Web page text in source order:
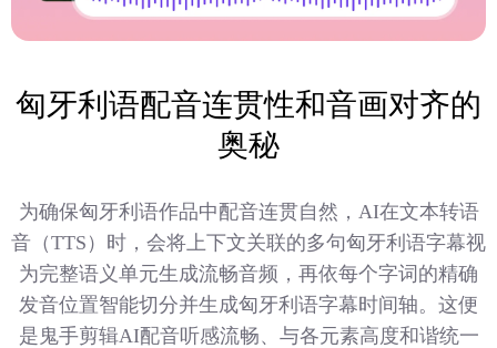
匈牙利语配音连贯性和音画对齐的
奥秘
为确保匈牙利语作品中配音连贯自然，AI在文本转语
音（TTS）时，会将上下文关联的多句匈牙利语字幕视
为完整语义单元生成流畅音频，再依每个字词的精确
发音位置智能切分并生成匈牙利语字幕时间轴。这便
是鬼手剪辑AI配音听感流畅、与各元素高度和谐统一